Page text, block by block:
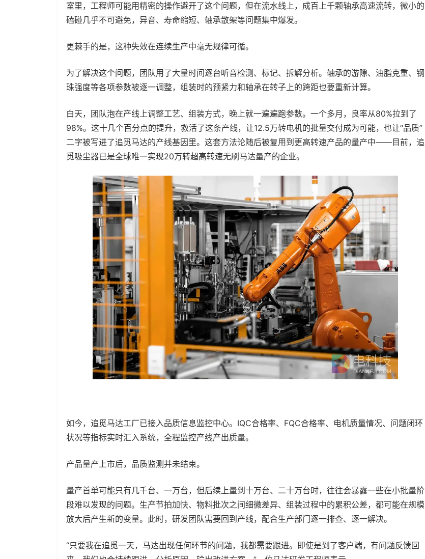
室里，工程师可能用精密的操作避开了这个问题，但在流水线上，成百上千颗轴承高速流转，微小的
磕碰几乎不可避免，异音、寿命缩短、轴承散架等问题集中爆发。
更棘手的是，这种失效在连续生产中毫无规律可循。
为了解决这个问题，团队用了大量时间逐台听音检测、标记、拆解分析。轴承的游隙、油脂克重、钢
珠强度等各项参数被逐一调整，组装时的预紧力和轴承在转子上的跨距也要重新计算。
白天，团队泡在产线上调整工艺、组装方式，晚上就一遍遍跑参数。一个多月，良率从80%拉到了
98%。这十几个百分点的提升，救活了这条产线，让12.5万转电机的批量交付成为可能，也让“品质”
二字被写进了追觅马达的产线基因里。这套方法论随后被复用到更高转速产品的量产中——目前，追
觅吸尘器已是全球唯一实现20万转超高转速无刷马达量产的企业。
如今，追觅马达工厂已接入品质信息监控中心。IQC合格率、FQC合格率、电机质量情况、问题闭环
状况等指标实时汇入系统，全程监控产线产出质量。
产品量产上市后，品质监测并未结束。
量产首单可能只有几千台、一万台，但后续上量到十万台、二十万台时，往往会暴露一些在小批量阶
段难以发现的问题。生产节拍加快、物料批次之间细微差异、组装过程中的累积公差，都可能在规模
放大后产生新的变量。此时，研发团队需要回到产线，配合生产部门逐一排查、逐一解决。
“只要我在追觅一天，马达出现任何环节的问题，我都需要跟进。即使是到了客户端，有问题反馈回